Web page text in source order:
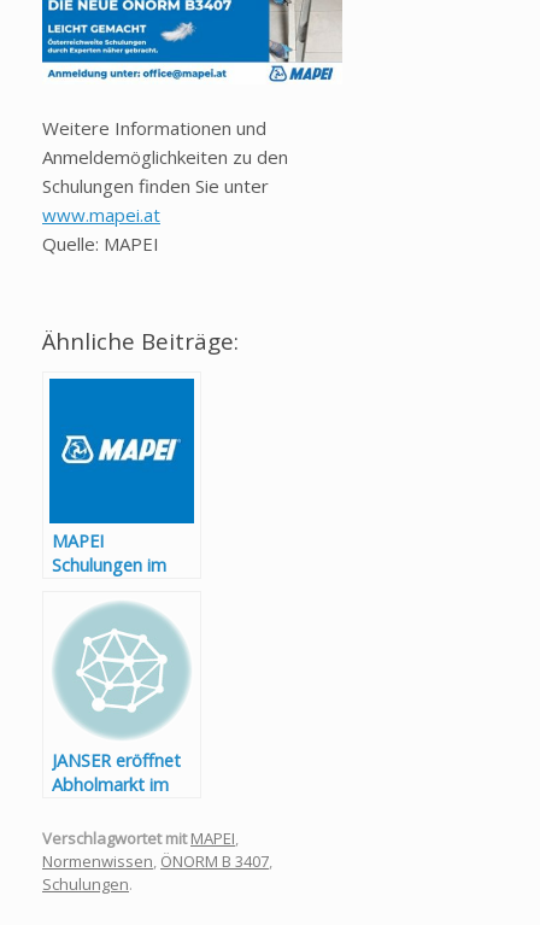
Weitere Informationen und
Anmeldemöglichkeiten zu den
Schulungen finden Sie unter
www.mapei.at
Quelle: MAPEI
Ähnliche Beiträge:
MAPEI
Schulungen im
JANSER eröffnet
Abholmarkt im
Verschlagwortet mit MAPEI,
Normenwissen, ÖNORM B 3407,
Schulungen.